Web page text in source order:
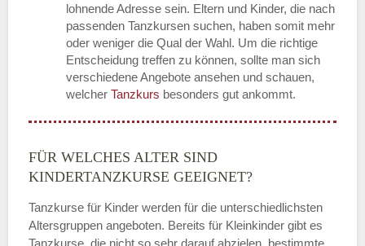
lohnende Adresse sein. Eltern und Kinder, die nach
passenden Tanzkursen suchen, haben somit mehr
oder weniger die Qual der Wahl. Um die richtige
Entscheidung treffen zu können, sollte man sich
verschiedene Angebote ansehen und schauen,
welcher Tanzkurs besonders gut ankommt.
FÜR WELCHES ALTER SIND
KINDERTANZKURSE GEEIGNET?
Tanzkurse für Kinder werden für die unterschiedlichsten
Altersgruppen angeboten. Bereits für Kleinkinder gibt es